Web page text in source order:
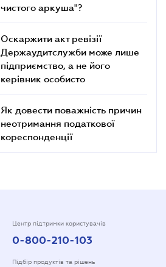
чистого аркуша"?
Оскаржити акт ревізії
Держаудитслужби може лише
підприємство, а не його
керівник особисто
Як довести поважність причин
неотримання податкової
кореспонденції
Центр підтримки користувачів
0-800-210-103
Підбір продуктів та рішень